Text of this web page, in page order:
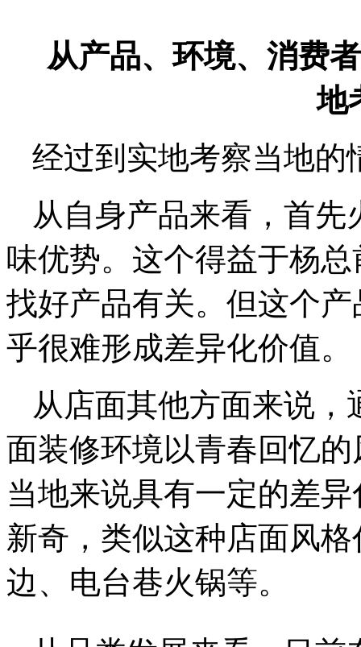
从产品、环境、消费
地
经过到实地考察当地的
从自身产品来看，首
味优势。这个得益于杨
找好产品有关。但这个
乎很难形成差异化价值。
从店面其他方面来说
面装修环境以青春回忆
当地来说具有一定的差
新奇，类似这种店面风
边、电台巷火锅等。